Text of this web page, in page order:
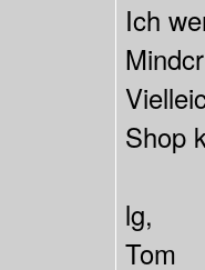
Ich
Shop
lg,
Tom